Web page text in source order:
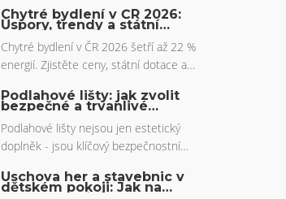
Chytré bydlení v ČR 2026:
Úspory, trendy a státní
dotace
Chytré bydlení v ČR 2026 šetří až 22 %
energií. Zjistěte ceny, státní dotace a
osvětlení pro lepší spánek.
Podlahové lišty: jak zvolit
bezpečné a trvanlivé
hrany pro schodiště
Podlahové lišty nejsou jen estetický
doplněk - jsou klíčový bezpečnostní
správný materiál, protiskluzový systém a
Úschova her a stavebnic v
dětském pokoji: Jak na